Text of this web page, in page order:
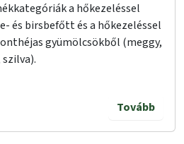
a hőkezeléssel
birsbefőtt és a hőkezeléssel
gyümölcsökből (meggy,
Tovább